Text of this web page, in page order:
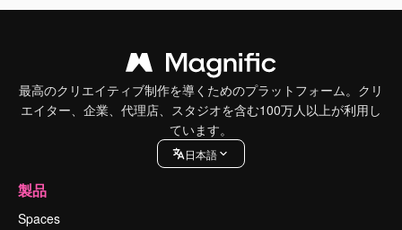
最高のクリエイティブ制作を導くためのプラットフォーム。クリ
エイター、企業、代理店、スタジオを含む100万人以上が利用し
ています。
日本語
製品
Spaces